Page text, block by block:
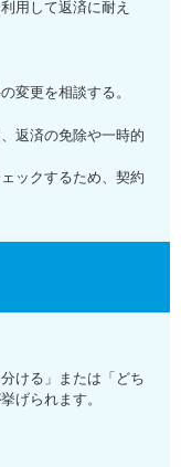
用して返済に耐え
変更を相談する。
返済の免除や一時的
ックするため、契約
ける」または「どち
げられます。